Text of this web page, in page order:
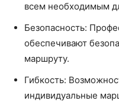
всем необходимым
Безопасность:
обеспечивают
маршруту.
Гибкость:
индивидуальные